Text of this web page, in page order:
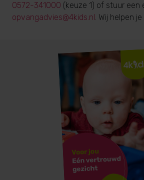
0572-341000 (keuze 1) of stuur een
opvangadvies@4kids.nl. Wij helpen